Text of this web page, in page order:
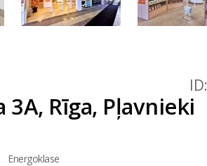
ID:
Rīga, Pļavnieki
Energoklase